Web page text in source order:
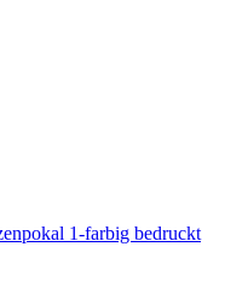
1-farbig bedruckt